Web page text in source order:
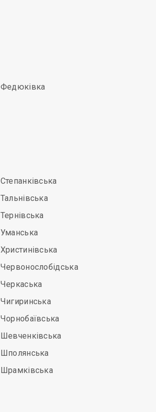
Федюківка
Степанківська
Тальнівська
Тернівська
Уманська
Христинівська
Червонослобідська
Черкаська
Чигиринська
Чорнобаївська
Шевченківська
Шполянська
Шрамківська